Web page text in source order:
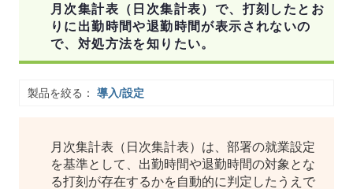
月次集計表（日次集計表）で、打刻したとお
りに出勤時間や退勤時間が表示されないの
で、対処方法を知りたい。
製品を絞る： 導入/設定
月次集計表（日次集計表）は、部署の就業設定
を基準として、出勤時間や退勤時間の対象とな
る打刻が存在するかを自動的に判定したうえで